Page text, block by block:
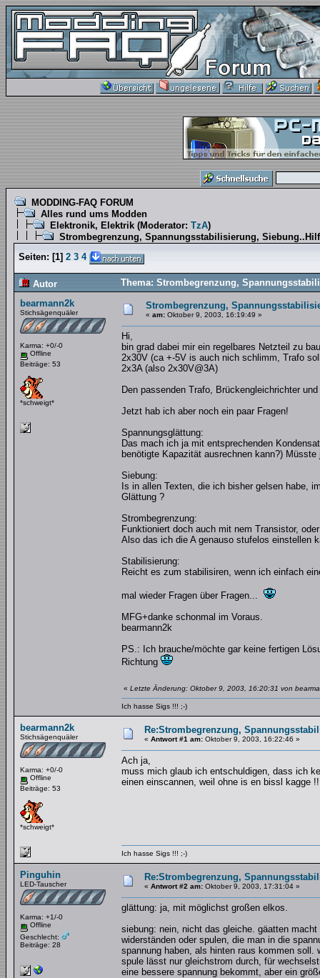
MODDING-FAQ FORUM
Alles rund ums Modden
Elektronik, Elektrik (Moderator: TzA)
Strombegrenzung, Spannungsstabilisierung,
Seiten: [1] 2 3 4
Autor
Thema: Strombegrenzung,
bearmann2k
Stichsägenquäler
Karma: +0/-0
Offline
Beiträge: 53
*schweigt*
Strombegrenzung,
« am: Oktober 9, 2003, 16:19:49 »
Hi,
bin grad dabei mir ein regelbares Netzteil zu
2x30V (ca +-5V is auch nich schlimm, Trafo
2x3A (also 2x30V@3A)
Den passenden Trafo, Brückengleichrichter
Jetzt hab ich aber noch ein paar Fragen!
Spannungsglättung:
Das mach ich ja mit entsprechenden
benötigte Kapazität ausrechnen kann?)
Siebung:
Is in allen Texten, die ich bisher gelsen habe,
Glättung ?
Strombegrenzung:
Funktioniert doch auch mit nem Transistor,
Also das ich die A genauso stufelos einstellen
Stabilisierung:
Reicht es zum stabilisiren, wenn ich einfach
mal wieder Fragen über Fragen...
MFG+danke schonmal im Voraus.
bearmann2k
PS.: Ich brauche/möchte gar keine fertigen
Richtung
« Letzte Änderung: Oktober 9, 2003, 16:20:31 von
Ich hasse Sigs !!! ;-)
bearmann2k
Stichsägenquäler
Karma: +0/-0
Offline
Beiträge: 53
*schweigt*
Re:Strombegrenzung,
« Antwort #1 am: Oktober 9, 2003, 16:22:46 »
Ach ja,
muss mich glaub ich entschuldigen, dass ich
einen einscannen, weil ohne is en bissl kagge
Ich hasse Sigs !!! ;-)
Pinguhin
LED-Tauscher
Karma: +1/-0
Offline
Geschlecht:
Beiträge: 28
Re:Strombegrenzung,
« Antwort #2 am: Oktober 9, 2003, 17:31:04 »
glättung: ja, mit möglichst großen elkos.
siebung: nein, nicht das gleiche. gäatten
widerständen oder spulen, die man in die
spannung haben, als hinten raus kommen
spule lässt nur gleichstrom durch, für
eine bessere spannung bekommt, aber ein